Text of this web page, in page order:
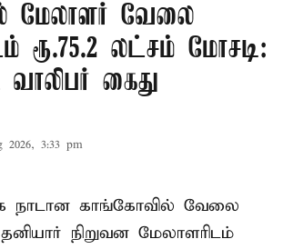
மேலாளர் வேலை
ரூ.75.2 லட்சம் மோசடி:
வாலிபர் கைது
2026, 3:33 pm
நாடான காங்கோவில் வேலை
நிறுவன மேலாளரிடம்